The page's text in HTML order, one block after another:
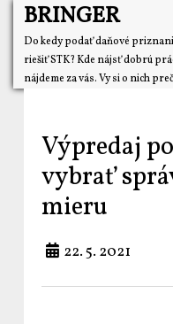
BRINGER
Do kedy podať daňové
riešiť STK? Kde nájsť dobrú
nájdeme za vás. Vy si o nich
Výpredaj
vybrať
mieru
22. 5. 2021